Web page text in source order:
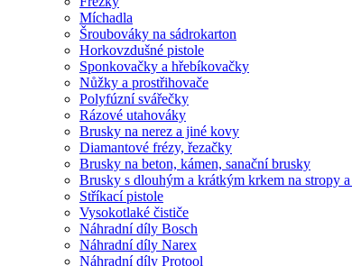
Míchadla
Šroubováky na sádrokarton
Horkovzdušné pistole
Sponkovačky a hřebíkovačky
Nůžky a prostřihovače
Polyfúzní svářečky
Rázové utahováky
Brusky na nerez a jiné kovy
Diamantové frézy, řezačky
Brusky na beton, kámen, sanační brusky
Brusky s dlouhým a krátkým krkem na stropy a
Stříkací pistole
Vysokotlaké čističe
Náhradní díly Bosch
Náhradní díly Narex
Náhradní díly Protool